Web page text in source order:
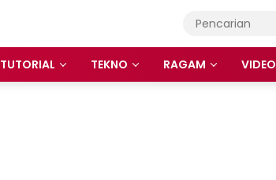
TUTORIAL TEKNO RAGAM VIDEO